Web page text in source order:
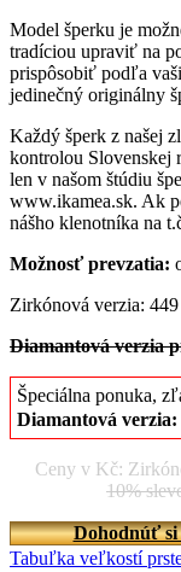
Model šperku je
tradíciou upraviť na
prispôsobiť podľa
jedinečný originálny
Každý šperk z našej
kontrolou Slovenskej
len v našom štúdiu
www.ikamea.sk. Ak
nášho klenotníka na
Možnosť prevzatia:
Zirkónová verzia:
Diamantová verzia
Špeciálna ponuka,
Diamantová verzia:
Ceny v Kč:
10%
Dohodnúť si
Tabuľka veľkostí